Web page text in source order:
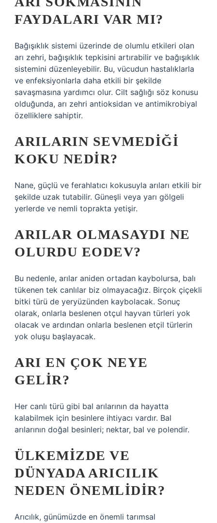
FAYDALARI VAR MI?
Bağışıklık sistemi üzerinde de olumlu etkileri olan
arı zehri, bağışıklık tepkisini artırabilir ve bağışıklık
sistemini düzenleyebilir. Bu, vücudun hastalıklarla
ve enfeksiyonlarla daha etkili bir şekilde
savaşmasına yardımcı olur. Cilt sağlığı söz konusu
olduğunda, arı zehri antioksidan ve antimikrobiyal
özelliklere sahiptir.
ARILARIN SEVMEDIĞI
KOKU NEDIR?
Nane, güçlü ve ferahlatıcı kokusuyla arıları etkili bir
şekilde uzak tutabilir. Güneşli veya yarı gölgeli
yerlerde ve nemli toprakta yetişir.
ARILAR OLMASAYDI NE
OLURDU EODEV?
Bu nedenle, arılar aniden ortadan kaybolursa, balı
tükenen tek canlılar biz olmayacağız. Birçok çiçekli
bitki türü de yeryüzünden kaybolacak. Sonuç
olarak, onlarla beslenen otçul hayvan türleri yok
olacak ve ardından onlarla beslenen etçil türlerin
yok oluşu başlayacak.
ARI EN ÇOK NEYE
GELIR?
Her canlı türü gibi bal arılarının da hayatta
kalabilmek için besinlere ihtiyacı vardır. Bal
arılarının doğal besinleri; nektar, bal ve polendir.
ÜLKEMIZDE VE
DÜNYADA ARICILIK
NEDEN ÖNEMLIDIR?
Arıcılık, günümüzde en önemli tarımsal